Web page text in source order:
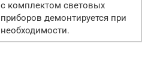
с комплектом световых
приборов демонтируется при
необходимости.